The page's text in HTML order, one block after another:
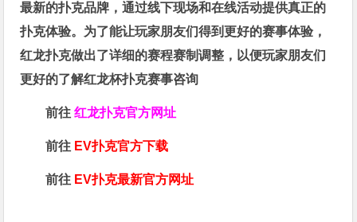
最新的扑克品牌，通过线下现场和在线活动提供真正的
扑克体验。为了能让玩家朋友们得到更好的赛事体验，
红龙扑克做出了详细的赛程赛制调整，以便玩家朋友们
更好的了解红龙杯扑克赛事咨询
前往红龙扑克官方网址
前往 EV扑克官方下载
前往 EV扑克最新官方网址